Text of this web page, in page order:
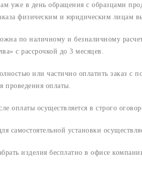
уже в день обращения с образцами
физическим и юридическим лицам
по наличному и безналичному
с рассрочкой до 3 месяцев.
или частично оплатить заказ с
проведения оплаты.
оплаты осуществляется в строго
самостоятельной установки
изделия бесплатно в офисе